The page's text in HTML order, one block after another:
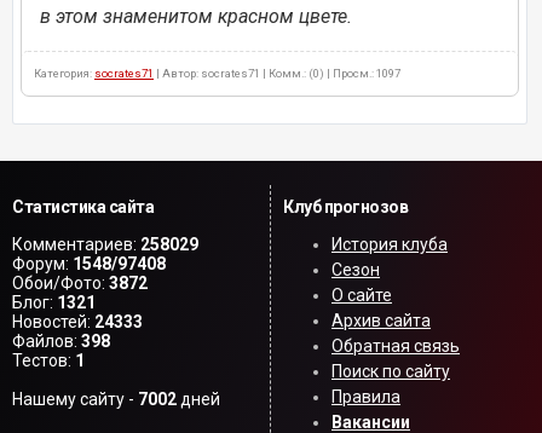
в этом знаменитом красном цвете.
Категория: socrates71 | Автор: socrates71 | Комм.: (0) | Просм.: 1097
Статистика сайта
Комментариев: 258029
Форум: 1548/97408
Обои/Фото: 3872
Блог: 1321
Новостей: 24333
Файлов: 398
Тестов: 1
Нашему сайту - 7002 дней
Клуб прогнозов
История клуба
Сезон
О сайте
Архив сайта
Обратная связь
Поиск по сайту
Правила
Вакансии